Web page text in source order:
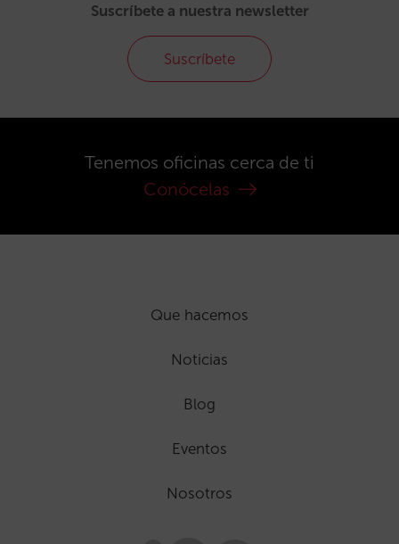
Suscríbete a nuestra newsletter
Suscríbete
Tenemos oficinas cerca de ti
Conócelas
Que hacemos
Noticias
Blog
Eventos
Nosotros